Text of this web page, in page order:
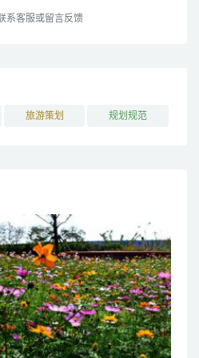
系客服或留言反馈
旅游策划 规划规范